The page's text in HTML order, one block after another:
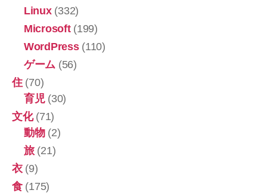
Linux(332)
Microsoft(199)
WordPress(110)
ゲーム (56)
住(70)
育児(30)
文化(71)
動物(2)
旅(21)
衣(9)
食(175)